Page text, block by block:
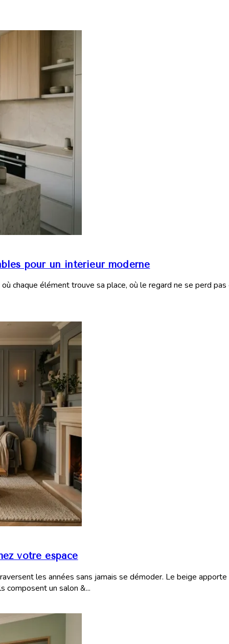
pour un intérieur moderne
chaque élément trouve sa place, où le regard ne se perd
votre espace
les années sans jamais se démoder. Le beige
composent un salon &...